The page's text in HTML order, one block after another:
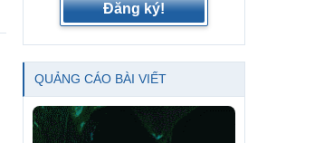
Đăng ký!
QUẢNG CÁO BÀI VIẾT